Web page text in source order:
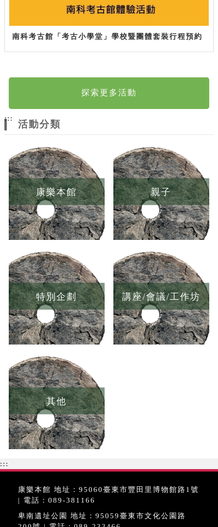
南科考古館「考古小學堂」學校暨團體套裝行程預約
探索更多活動
:::
活動分類
康樂本館 親子
特別企劃 講座/會議/工作坊
其他
:::
康樂本館 地址：95060臺東市豐田里博物館路1號
| 電話：089-381166
卑南遺址公園 地址：95059臺東市文化公園路